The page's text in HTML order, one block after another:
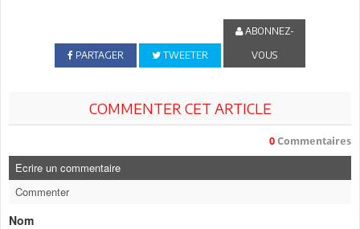
PARTAGER TWEETER
ABONNEZ-
VOUS
COMMENTER CET ARTICLE
0 Commentaires
Ecrire un commentaire
Commenter
Nom